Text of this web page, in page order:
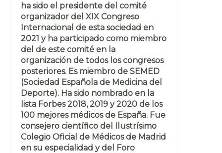
ha sido el presidente del comité
organizador del XIX Congreso
Internacional de esta sociedad en
2021 y ha participado como miembro
del de este comité en la
organización de todos los congresos
posteriores. Es miembro de SEMED
(Sociedad Española de Medicina del
Deporte). Ha sido nombrado en la
lista Forbes 2018, 2019 y 2020 de los
100 mejores médicos de España. Fue
consejero científico del Ilustrísimo
Colegio Oficial de Médicos de Madrid
en su especialidad y del Foro